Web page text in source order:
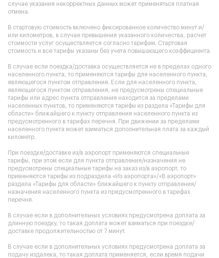
случае указания некорректных данных может применяться платная
отмена.
В стартовую стоимость включено фиксированное количество минут и/
или километров, в случае превышения указанного количества, расчет
стоимости услуг осуществляется согласно тарифам. Стартовая
стоимость и все тарифы указаны без учета повышающего коэффициента.
В случае если поездка/доставка осуществляется не в пределах одного
населенного пункта, то применяются тарифы для населенного пункта,
являющегося пунктом отправления. Если для населенного пункта,
являющегося пунктом отправления, не предусмотрены специальные
тарифы или адрес пункта отправления находится за пределами
населенных пунктов, то применяются тарифы из раздела «Тарифы для
области» ближайшего к пункту отправления населенного пункта из
предусмотренного в тарифах перечня. При движении за пределами
населенного пункта может взиматься дополнительная плата за каждый
километр.
При поездке/доставке из/в аэропорт применяются специальные
тарифы, при этом если для пункта отправления/назначения не
предусмотрены специальные тарифы на заказ из/в аэропорт, то
применяются тарифы из подраздела «Из аэропорта»/«В аэропорт»
раздела «Тарифы для области» ближайшего к пункту отправления/
назначения населенного пункта из предусмотренного в тарифах
перечня.
В случае если в дополнительных условиях предусмотрена доплата за
длинную поездку, то такая доплата может взиматься при поездке/
доставке продолжительностью от 7 минут.
В случае если в дополнительных условиях предусмотрена доплата за
подачу издалека, то такая доплата применяется, если время подачи